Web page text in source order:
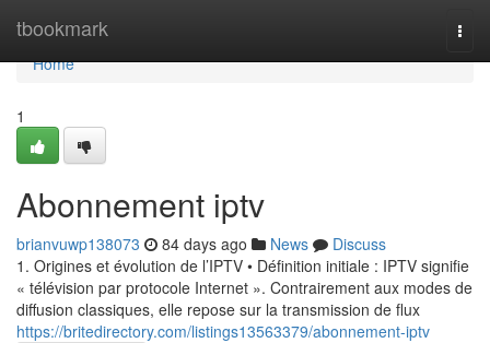
tbookmark
Home
Home
1
Abonnement iptv
brianvuwp138073 84 days ago News
Discuss
1. Origines et évolution de l’IPTV • Définition initiale : IPTV signifie
« télévision par protocole Internet ». Contrairement aux modes de
diffusion classiques, elle repose sur la transmission de flux
https://britedirectory.com/listings13563379/abonnement-iptv